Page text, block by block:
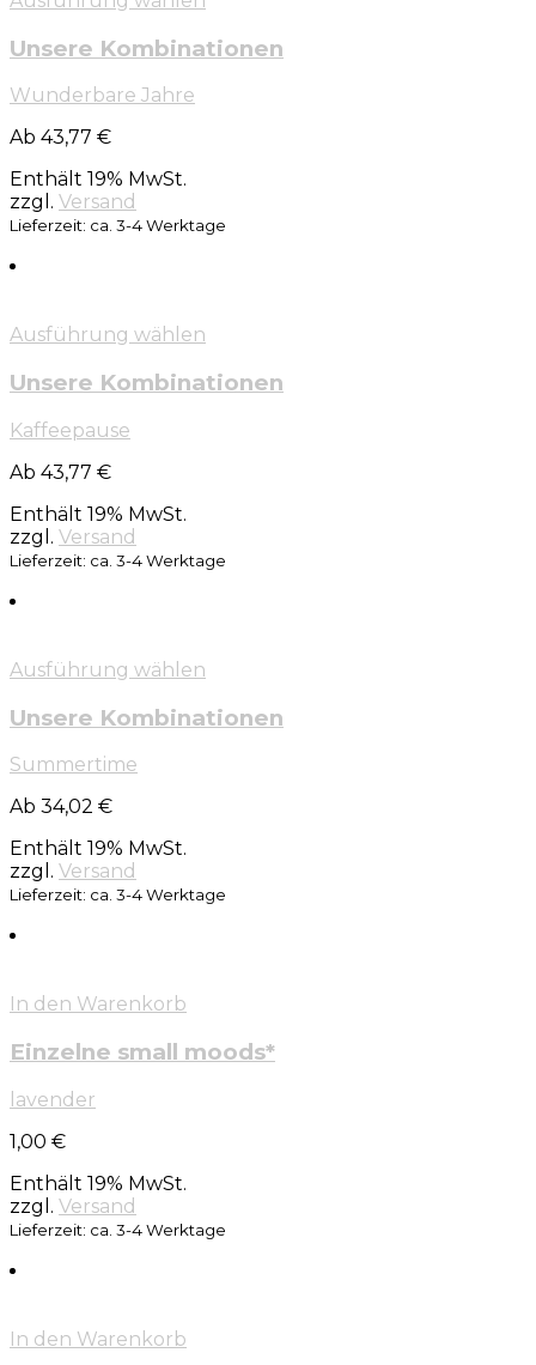
Unsere Kombinationen
Wunderbare Jahre
Ab 43,77 €
Enthält 19% MwSt.
zzgl. Versand
Lieferzeit: ca. 3-4 Werktage
Ausführung wählen
Unsere Kombinationen
Kaffeepause
Ab 43,77 €
Enthält 19% MwSt.
zzgl. Versand
Lieferzeit: ca. 3-4 Werktage
Ausführung wählen
Unsere Kombinationen
Summertime
Ab 34,02 €
Enthält 19% MwSt.
zzgl. Versand
Lieferzeit: ca. 3-4 Werktage
In den Warenkorb
Einzelne small moods*
lavender
1,00 €
Enthält 19% MwSt.
zzgl. Versand
Lieferzeit: ca. 3-4 Werktage
In den Warenkorb